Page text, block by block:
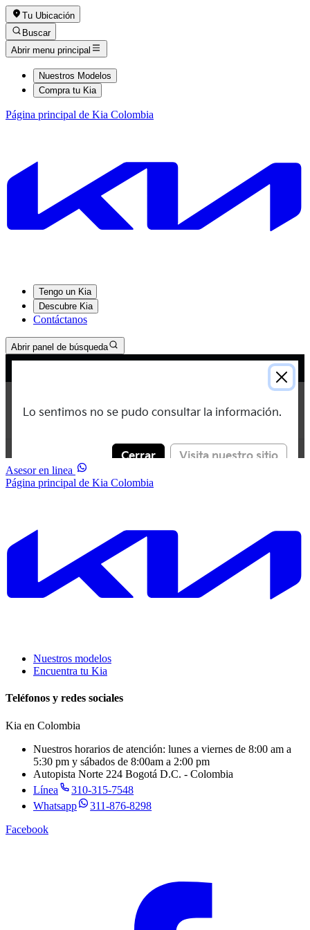
Tu Ubicación
Buscar
Abrir menu principal
Nuestros Modelos
Compra tu Kia
Página principal de Kia Colombia
Tengo un Kia
Descubre Kia
Contáctanos
Abrir panel de búsqueda
Asesor en linea
Página principal de Kia Colombia
Nuestros modelos
Encuentra tu Kia
Teléfonos y redes sociales
Kia en Colombia
Nuestros horarios de atención: lunes a viernes de 8:00 am a
5:30 pm y sábados de 8:00am a 2:00 pm
Autopista Norte 224 Bogotá D.C. - Colombia
Línea
310-315-7548
Whatsapp
311-876-8298
Facebook